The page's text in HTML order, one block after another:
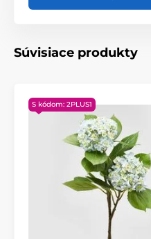
Súvisiace produkty
S kódom: 2PLUS1